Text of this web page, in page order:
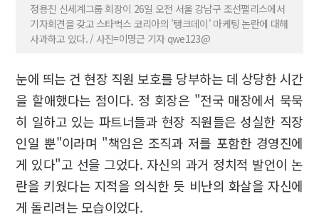
정용진 신세계그룹 회장이 26일 오전 서울 강남구 조선팰리스에서
기자회견을 갖고 스타벅스 코리아의 '탱크데이' 마케팅 논란에 대해
사과하고 있다. / 사진=이명근 기자 qwe123@
눈에 띄는 건 현장 직원 보호를 당부하는 데 상당한 시간
을 할애했다는 점이다. 정 회장은 "전국 매장에서 묵묵
히 일하고 있는 파트너들과 현장 직원들은 성실한 직장
인일 뿐"이라며 "책임은 조직과 저를 포함한 경영진에
게 있다"고 선을 그었다. 자신의 과거 정치적 발언이 논
란을 키웠다는 지적을 의식한 듯 비난의 화살을 자신에
게 돌리려는 모습이었다.